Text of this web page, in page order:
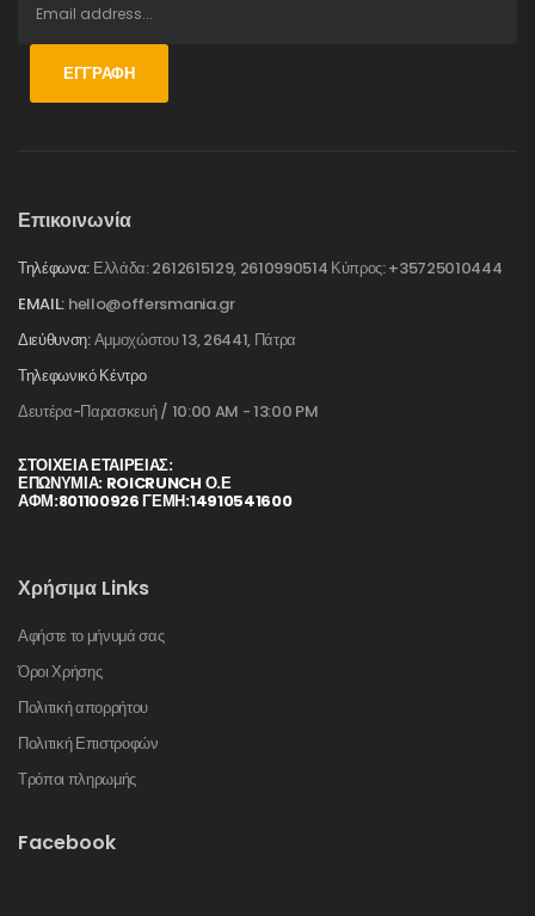
ΕΓΓΡΑΦΉ
Επικοινωνία
Τηλέφωνα: Ελλάδα: 2612615129, 2610990514 Κύπρος: +35725010444
EMAIL: hello@offersmania.gr
Διεύθυνση:Αμμοχώστου 13, 26441, Πάτρα
Τηλεφωνικό Κέντρο
Δευτέρα-Παρασκευή / 10:00 AM - 13:00 PM
ΣΤΟΙΧΕΊΑ ΕΤΑΙΡΕΊΑΣ:
ΕΠΩΝΥΜΙΑ: ROICRUNCH Ο.Ε
ΑΦΜ:801100926 ΓΕΜΗ:14910541600
Χρήσιμα Links
Αφήστε το μήνυμά σας
Όροι Χρήσης
Πολιτική απορρήτου
Πολιτική Επιστροφών
Τρόποι πληρωμής
Facebook